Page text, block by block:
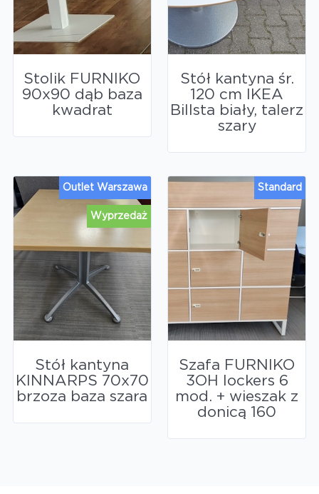
Stolik FURNIKO
90x90 dąb baza
kwadrat
Stół kantyna śr.
120 cm IKEA
Billsta biały, talerz
szary
Wyprzedaż
Outlet Warszawa
Stół kantyna
KINNARPS 70x70
brzoza baza szara
Standard
Szafa FURNIKO
3OH lockers 6
mod. + wieszak z
donicą 160